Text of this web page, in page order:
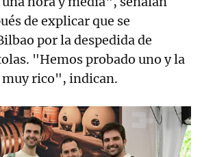
de explicar que se
por la despedida de
"Hemos probado uno y la
muy rico", indican.